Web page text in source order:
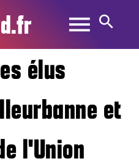
élus
et
l'Union